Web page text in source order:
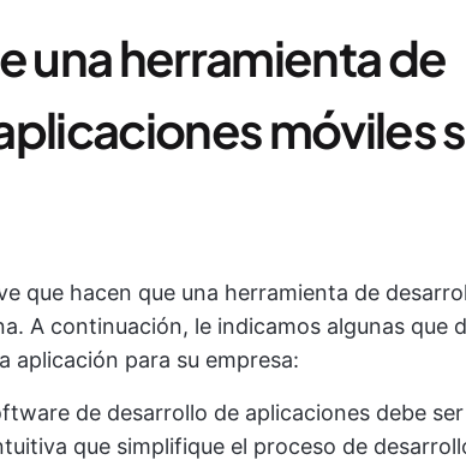
una herramienta de
móviles
que hacen que una herramienta de
A continuación, le indicamos algunas que
aplicación para su empresa:
de desarrollo de aplicaciones debe
que simplifique el proceso de